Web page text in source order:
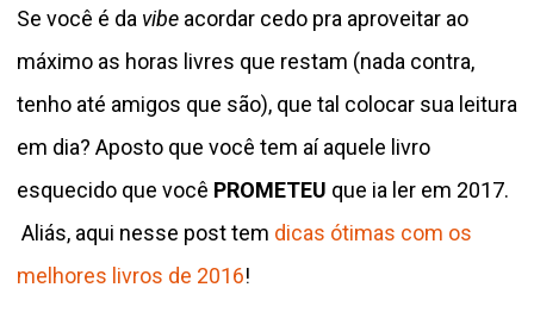
Se você é da vibe acordar cedo pra aproveitar ao
máximo as horas livres que restam (nada contra,
tenho até amigos que são), que tal colocar sua leitura
em dia? Aposto que você tem aí aquele livro
esquecido que você PROMETEU que ia ler em 2017.
Aliás, aqui nesse posttem dicas ótimas com os
melhores livros de 2016!